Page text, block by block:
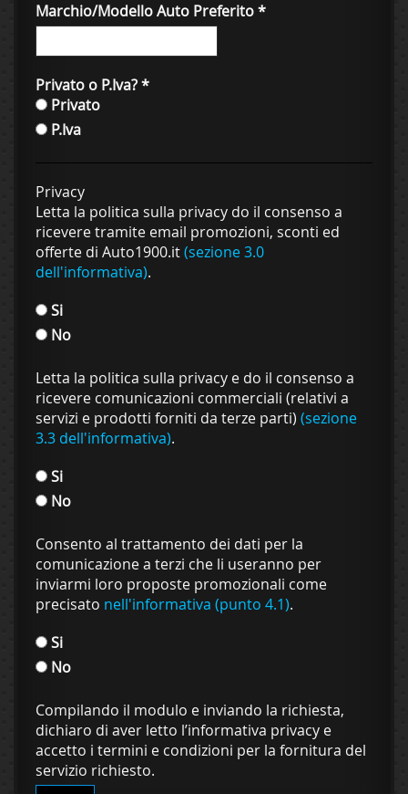
Marchio/Modello Auto Preferito*
Privato o P.Iva?*
Privato
P.Iva
Privacy
Letta la politica sulla privacy do il consenso a
ricevere tramite email promozioni, sconti ed
offerte di Auto1900.it(sezione 3.0
dell'informativa).
Si
No
Letta la politica sulla privacy e do il consenso a
ricevere comunicazioni commerciali (relativi a
servizi e prodotti forniti da terze parti) (sezione
3.3 dell'informativa).
Si
No
Consento al trattamento dei dati per la
comunicazione a terzi che li useranno per
inviarmi loro proposte promozionali come
precisato nell'informativa (punto 4.1).
Si
No
Compilando il modulo e inviando la richiesta,
dichiaro di aver letto l’informativa privacy e
accetto i termini e condizioni per la fornitura del
servizio richiesto.